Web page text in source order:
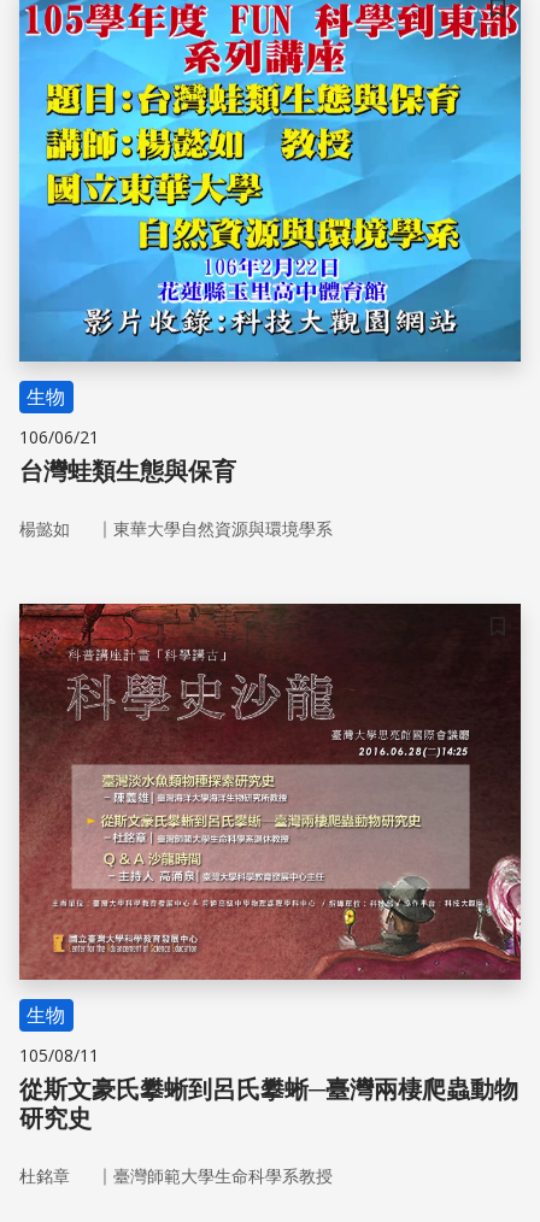
儲存
生物
106/06/21
台灣蛙類生態與保育
楊懿如 ｜ 東華大學自然資源與環境學系
儲存
生物
105/08/11
從斯文豪氏攀蜥到呂氏攀蜥─臺灣兩棲爬蟲動物
研究史
杜銘章 ｜ 臺灣師範大學生命科學系教授